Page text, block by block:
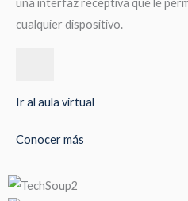
una interfaz receptiva que le
cualquier dispositivo.
Ir al aula virtual
Conocer más